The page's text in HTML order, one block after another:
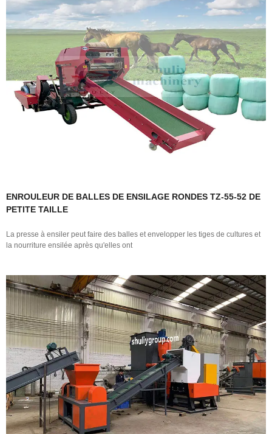
ENROULEUR DE BALLES DE ENSILAGE RONDES TZ-55-52 DE
PETITE TAILLE
La presse à ensiler peut faire des balles et envelopper les tiges de cultures et
la nourriture ensilée après qu'elles ont